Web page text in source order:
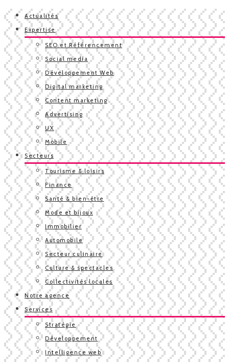
Actualités
Expertise
SEO et Référencement
Social media
Développement Web
Digital marketing
Content marketing
Advertising
UX
Mobile
Secteurs
Tourisme & loisirs
Finance
Santé & bien-être
Mode et bijoux
Immobilier
Automobile
Secteur culinaire
Culture & spectacles
Collectivités locales
Notre agence
Services
Stratégie
Développement
Intelligence web